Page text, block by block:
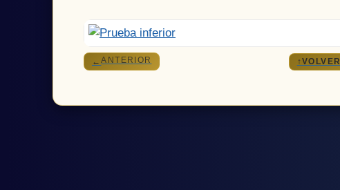
←ANTERIOR ↑